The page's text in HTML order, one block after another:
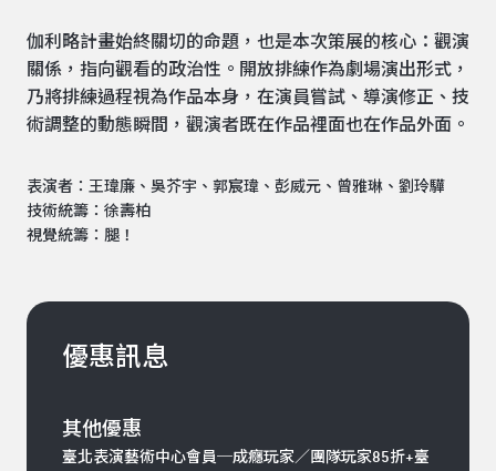
伽利略計畫始終關切的命題，也是本次策展的核心：觀演
關係，指向觀看的政治性。開放排練作為劇場演出形式，
乃將排練過程視為作品本身，在演員嘗試、導演修正、技
術調整的動態瞬間，觀演者既在作品裡面也在作品外面。
表演者：王瑋廉、吳芥宇、郭宸瑋、彭威元、曾雅琳、劉玲驊
技術統籌：徐壽柏
視覺統籌：腿！
優惠訊息
其他優惠
臺北表演藝術中心會員─成癮玩家／團隊玩家85折+臺